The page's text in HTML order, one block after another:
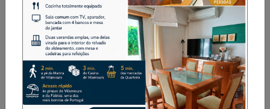
Desporto Destaque